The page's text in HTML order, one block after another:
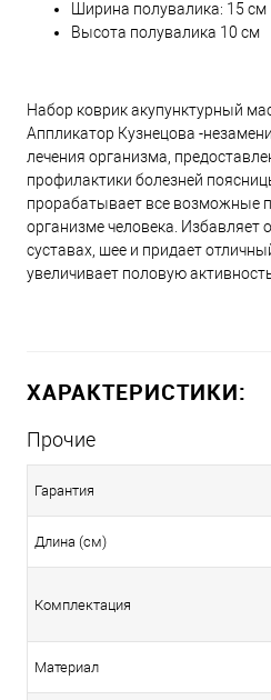
Ширина полувалика: 15 см
Высота полувалика 10 см
Набор коврик акупунктурный
Аппликатор Кузнецова -
лечения организма,
профилактики болезней
прорабатывает все возможные
организме человека. Избавляет
суставах, шее и придает
увеличивает половую
ХАРАКТЕРИСТИКИ:
Прочие
Гарантия
Длина (см)
Комплектация
Материал